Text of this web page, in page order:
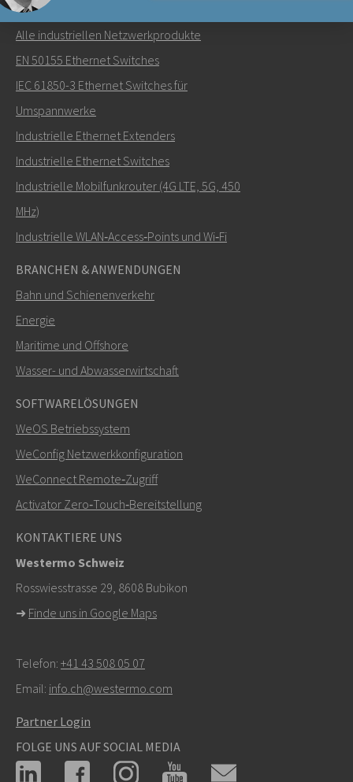
Senden Sie eine E-Mail an Nuri
SENDEN
+46 16 42 80 00
info@westermo.com
Bei Supportanfragen,hier klicken, um den technischen
Support zu kontaktieren
NETZWERKPRODUKTE
Alle industriellen Netzwerkprodukte
EN 50155 Ethernet Switches
IEC 61850-3 Ethernet Switches für
Umspannwerke
Industrielle Ethernet Extenders
Industrielle Ethernet Switches
Industrielle Mobilfunkrouter (4G LTE, 5G, 450
MHz)
Industrielle WLAN‑Access‑Points und Wi‑Fi
BRANCHEN & ANWENDUNGEN
Bahn und Schienenverkehr
Energie
Maritime und Offshore
Wasser- und Abwasserwirtschaft
SOFTWARELÖSUNGEN
WeOS Betriebssystem
WeConfig Netzwerkkonfiguration
WeConnect Remote‑Zugriff
Activator Zero‑Touch‑Bereitstellung
KONTAKTIERE UNS
Westermo Schweiz
Rosswiesstrasse 29, 8608 Bubikon
➜ Finde uns in Google Maps
Telefon: +41 43 508 05 07
Email: info.ch@westermo.com
Partner Login
FOLGE UNS AUF SOCIAL MEDIA